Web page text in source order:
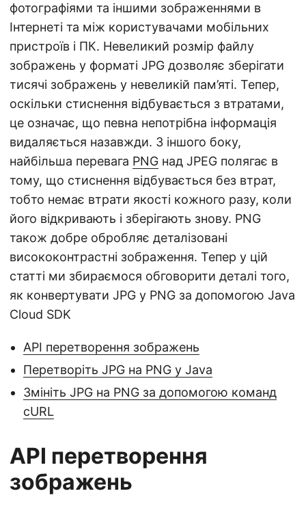
фотографіями та іншими зображеннями в
Інтернеті та між користувачами мобільних
пристроїв і ПК. Невеликий розмір файлу
зображень у форматі JPG дозволяє зберігати
тисячі зображень у невеликій пам’яті. Тепер,
оскільки стиснення відбувається з втратами,
це означає, що певна непотрібна інформація
видаляється назавжди. З іншого боку,
найбільша перевага PNG над JPEG полягає в
тому, що стиснення відбувається без втрат,
тобто немає втрати якості кожного разу, коли
його відкривають і зберігають знову. PNG
також добре обробляє деталізовані
висококонтрастні зображення. Тепер у цій
статті ми збираємося обговорити деталі того,
як конвертувати JPG у PNG за допомогою Java
Cloud SDK
API перетворення зображень
Перетворіть JPG на PNG у Java
Змініть JPG на PNG за допомогою команд
cURL
API перетворення
зображень